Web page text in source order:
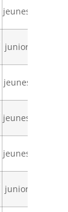
jeunesa
juniors
jeunesc
jeunesb
jeunesa
juniors